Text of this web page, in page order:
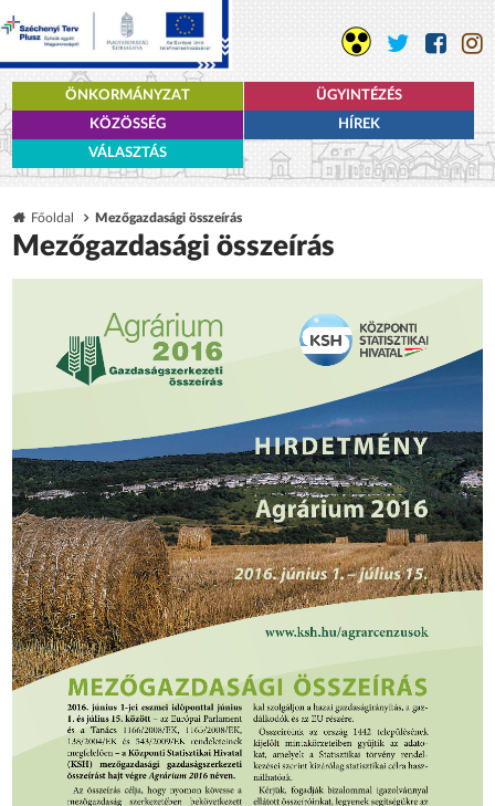
ÖNKORMÁNYZAT
ÜGYINTÉZÉS
KÖZÖSSÉG
HÍREK
VÁLASZTÁS
Főoldal Mezőgazdasági összeírás
Mezőgazdasági összeírás